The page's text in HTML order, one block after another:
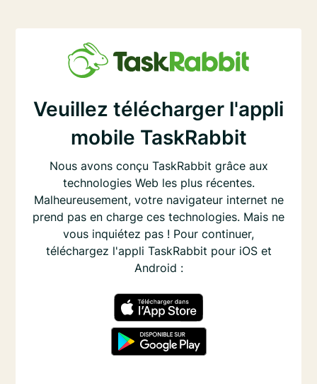
Veuillez télécharger l'appli
mobile TaskRabbit
Nous avons conçu TaskRabbit grâce aux
technologies Web les plus récentes.
Malheureusement, votre navigateur internet ne
prend pas en charge ces technologies. Mais ne
vous inquiétez pas ! Pour continuer,
téléchargez l'appli TaskRabbit pour iOS et
Android :